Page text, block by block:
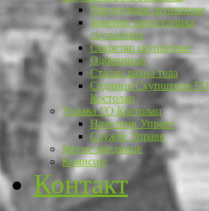
Председник скупштине
Заменик председника
скупштине
Секретар скупштине
Одборници
Стална радна тела
Седнице Скупштине ГО
Костолац
Управа ГО Костолац
Начелник Управе
Службе Управе
Месне заједнице
Комисије
Контакт